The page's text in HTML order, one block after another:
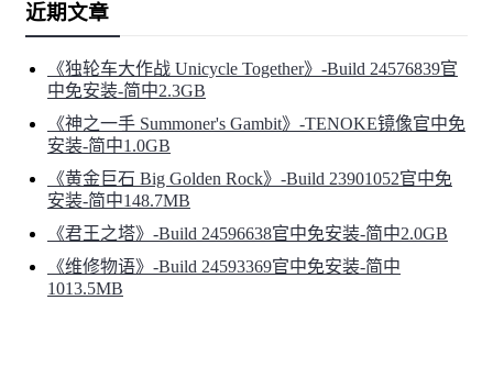
近期文章
《独轮车大作战 Unicycle Together》-Build 24576839官
中免安装-简中2.3GB
《神之一手 Summoner's Gambit》-TENOKE镜像官中免
安装-简中1.0GB
《黄金巨石 Big Golden Rock》-Build 23901052官中免
安装-简中148.7MB
《君王之塔》-Build 24596638官中免安装-简中2.0GB
《维修物语》-Build 24593369官中免安装-简中
1013.5MB